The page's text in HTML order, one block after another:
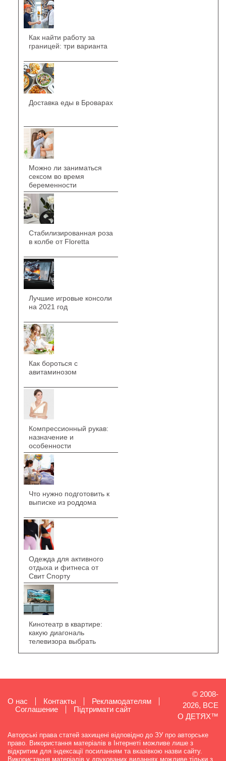
Как найти работу за
границей: три варианта
Доставка еды в Броварах
Можно ли заниматься
сексом во время
беременности
Стабилизированная роза
в колбе от Floretta
Лучшие игровые консоли
на 2021 год
Как бороться с
авитаминозом
Компрессионный рукав:
назначение и
особенности
Что нужно подготовить к
выписке из роддома
Одежда для активного
отдыха и фитнеса от
Свит Спорту
Кинотеатр в квартире:
какую диагональ
телевизора выбрать
О нас Контакты
Рекламодателям
Cоглашение
Підтримати сайт
© 2008-
2026, ВСЕ
О ДЕТЯХ™
Авторські права статей захищені відповідно до ЗУ про авторське
право. Використання матеріалів в Інтернеті можливе лише з
відкритим для індексації посиланням та вказівкою назви сайту.
Використання матеріалів у друкованих виданнях можливе тільки з